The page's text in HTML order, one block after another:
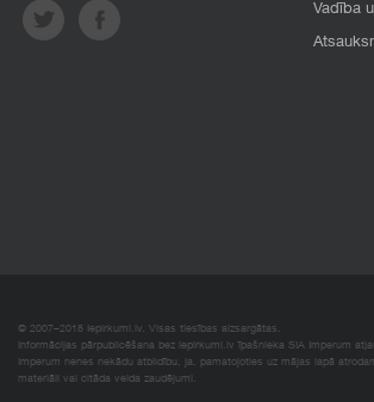
Vadība
© 2007–2018 Iepirkumi.lv. Visas tiesības aizsargātas.
Informācijas pārpublicēšana bez iepirkumi.lv īpašnieka SIA Imperum
Imperum nenes nekādu atbildību, ja, pamatojoties uz mājas lapā
materiāli vai citāda veida zaudējumi.